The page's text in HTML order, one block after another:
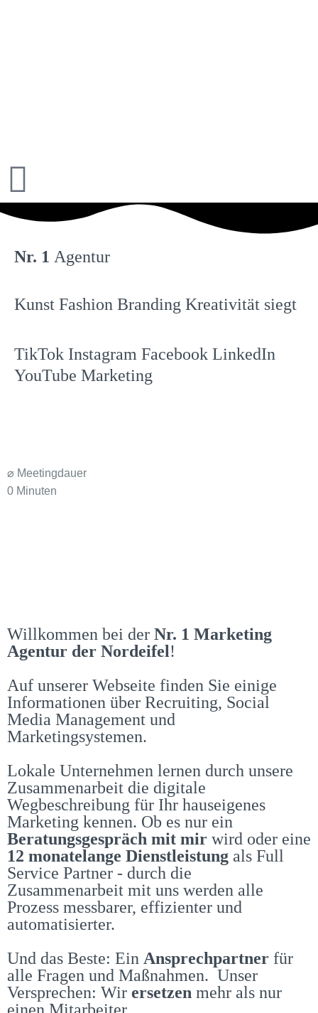
Nr. 1 Agentur
Kunst Fashion Branding Kreativität siegt
TikTok Instagram Facebook LinkedIn
YouTube Marketing
⌀ Meetingdauer
0 Minuten
Willkommen bei der Nr. 1 Marketing
Agentur der Nordeifel !
Auf unserer Webseite finden Sie einige
Informationen über Recruiting, Social
Media Management und
Marketingsystemen.
Lokale Unternehmen lernen durch unsere
Zusammenarbeit die digitale
Wegbeschreibung für Ihr hauseigenes
Marketing kennen. Ob es nur ein
Beratungsgespräch mit mir wird oder eine
12 monatelange Dienstleistung als Full
Service Partner - durch die
Zusammenarbeit mit uns werden alle
Prozess messbarer, effizienter und
automatisierter.
Und das Beste: Ein Ansprechpartner für
alle Fragen und Maßnahmen. Unser
Versprechen: Wir ersetzen mehr als nur